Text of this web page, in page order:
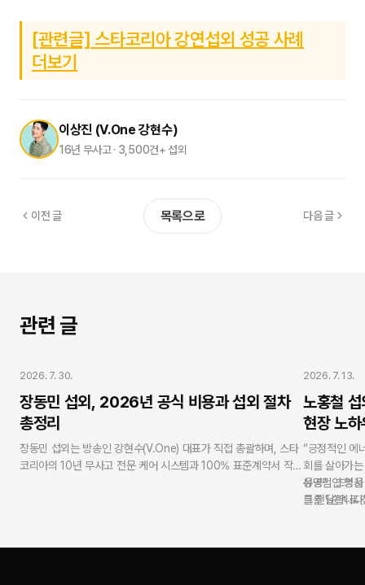
[관련글] 스타코리아 강연섭외 성공 사례
더보기
이상진 (V.One 강현수)
16년 무사고 · 3,500건+ 섭외
이전 글 목록으로 다음 글
관련 글
2026. 7. 30.
장동민 섭외, 2026년 공식 비용과 섭외 절차
총정리
장동민 섭외는 방송인 강현수(V.One) 대표가 직접 총괄하며, 스타
코리아의 10년 무사고 전문 케어 시스템과 100% 표준계약서 작성
를 제공합니다.
2026. 7. 13.
노홍철
현장 노하
“긍정적인 에
회를 살아가
유명인 초청
를 전달합니다
성공적인 명
그를 1순위로
표준 계약 준